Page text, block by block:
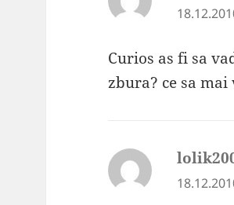
Curios as fi sa
zbura? ce sa